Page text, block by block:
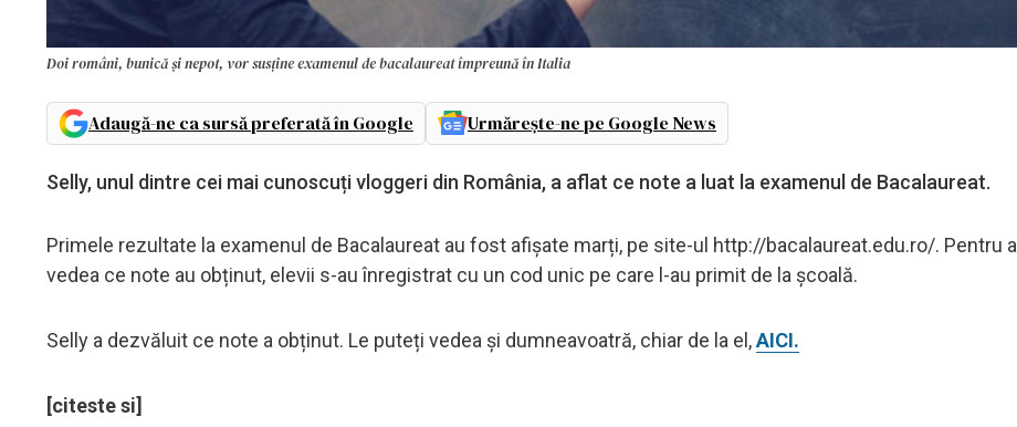
Doi români, bunică și nepot, vor susține examenul de bacalaureat împreună în Italia
Adaugă-ne ca sursă preferată în Google Urmărește-ne pe Google News
Selly, unul dintre cei mai cunoscuți vloggeri din România, a aflat ce note a luat la examenul de Bacalaureat.
Primele rezultate la examenul de Bacalaureat au fost afișate marți, pe site-ul http://bacalaureat.edu.ro/. Pentru a
vedea ce note au obținut, elevii s-au înregistrat cu un cod unic pe care l-au primit de la școală.
Selly a dezvăluit ce note a obținut. Le puteți vedea și dumneavoatră, chiar de la el,AICI.
[citeste si]